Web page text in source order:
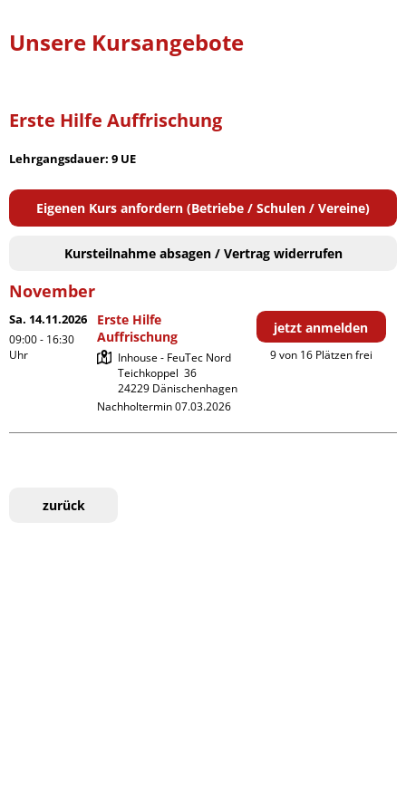
Unsere Kursangebote
Erste Hilfe Auffrischung
Lehrgangsdauer: 9 UE
Eigenen Kurs anfordern (Betriebe / Schulen / Vereine)
Kursteilnahme absagen / Vertrag widerrufen
November
Sa. 14.11.2026
09:00 - 16:30
Uhr
Erste Hilfe
Auffrischung
Inhouse - FeuTec Nord
Teichkoppel  36
Nachholtermin 07.03.2026
jetzt anmelden
9 von 16 Plätzen frei
zurück